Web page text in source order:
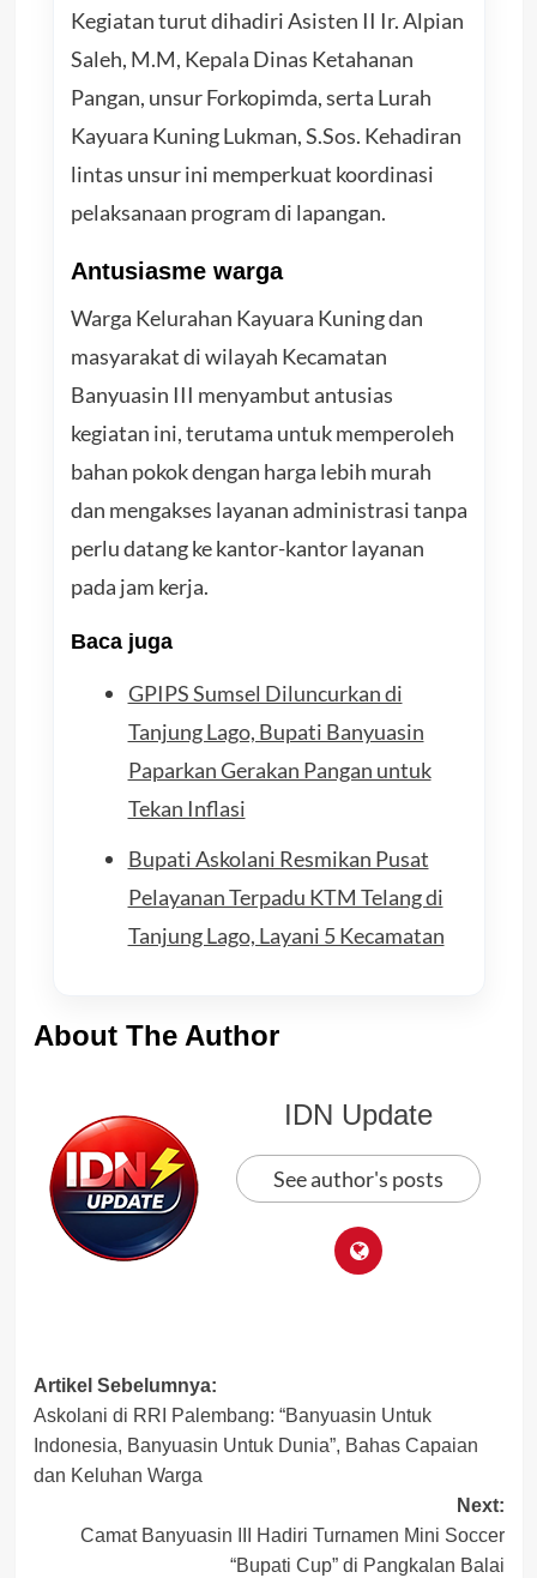
Kegiatan turut dihadiri Asisten II Ir. Alpian
Saleh, M.M, Kepala Dinas Ketahanan
Pangan, unsur Forkopimda, serta Lurah
Kayuara Kuning Lukman, S.Sos. Kehadiran
lintas unsur ini memperkuat koordinasi
pelaksanaan program di lapangan.
Antusiasme warga
Warga Kelurahan Kayuara Kuning dan
masyarakat di wilayah Kecamatan
Banyuasin III menyambut antusias
kegiatan ini, terutama untuk memperoleh
bahan pokok dengan harga lebih murah
dan mengakses layanan administrasi tanpa
perlu datang ke kantor-kantor layanan
pada jam kerja.
Baca juga
GPIPS Sumsel Diluncurkan di
Tanjung Lago, Bupati Banyuasin
Paparkan Gerakan Pangan untuk
Tekan Inflasi
Bupati Askolani Resmikan Pusat
Pelayanan Terpadu KTM Telang di
Tanjung Lago, Layani 5 Kecamatan
About The Author
IDN Update
See author's posts
Post
navigation
Artikel Sebelumnya:
Askolani di RRI Palembang: “Banyuasin Untuk
Indonesia, Banyuasin Untuk Dunia”, Bahas Capaian
dan Keluhan Warga
Next:
Camat Banyuasin III Hadiri Turnamen Mini Soccer
“Bupati Cup” di Pangkalan Balai